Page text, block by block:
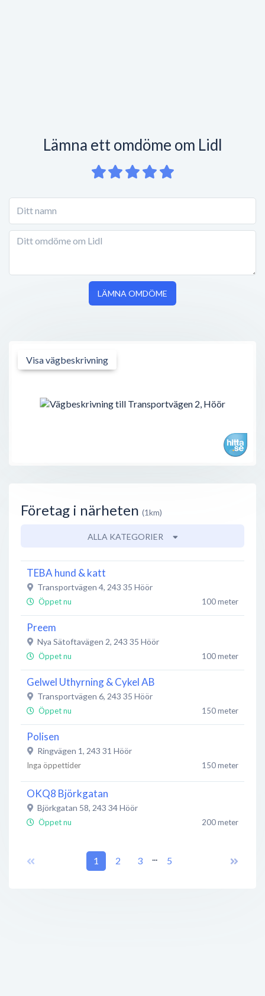
Lämna ett omdöme om Lidl
LÄMNA OMDÖME
Visa vägbeskrivning
Företag i närheten (1km)
ALLA KATEGORIER
TEBA hund & katt
Transportvägen 4, 243 35 Höör
Öppet nu 100 meter
Preem
Nya Sätoftavägen 2, 243 35 Höör
Öppet nu 100 meter
Gelwel Uthyrning & Cykel AB
Transportvägen 6, 243 35 Höör
Öppet nu 150 meter
Polisen
Ringvägen 1, 243 31 Höör
Inga öppettider 150 meter
OKQ8 Björkgatan
Björkgatan 58, 243 34Höör
Öppet nu 200 meter
Nya Sätoftavägen 1 243 35Höör
1 2 3 ... 5